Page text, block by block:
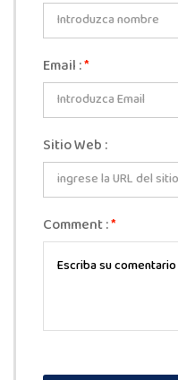
Email :*
Sitio Web :
Comment :*